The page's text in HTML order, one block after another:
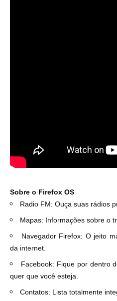
Sobre o Firefox OS
Radio FM: Ouça suas rádios
Mapas: Informações sobre o
Navegador Firefox: O jeito
da internet.
Facebook: Fique por dentro
quer que você esteja.
Contatos: Lista totalmente